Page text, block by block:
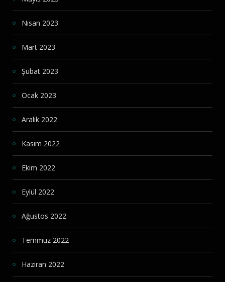
Nisan 2023
Mart 2023
Şubat 2023
Ocak 2023
Aralık 2022
Kasım 2022
Ekim 2022
Eylül 2022
Ağustos 2022
Temmuz 2022
Haziran 2022